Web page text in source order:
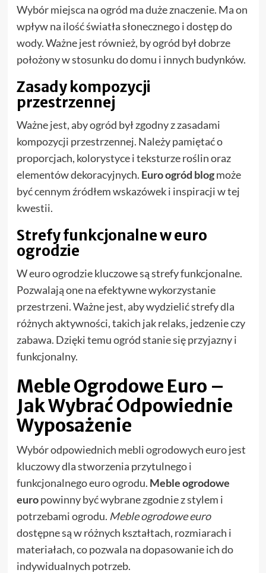
Wybór miejsca na ogród ma duże znaczenie. Ma on
wpływ na ilość światła słonecznego i dostęp do
wody. Ważne jest również, by ogród był dobrze
położony w stosunku do domu i innych budynków.
Zasady kompozycji
przestrzennej
Ważne jest, aby ogród był zgodny z zasadami
kompozycji przestrzennej. Należy pamiętać o
proporcjach, kolorystyce i teksturze roślin oraz
elementów dekoracyjnych. Euro ogród blogmoże
być cennym źródłem wskazówek i inspiracji w tej
kwestii.
Strefy funkcjonalne w euro
ogrodzie
W euro ogrodzie kluczowe są strefy funkcjonalne.
Pozwalają one na efektywne wykorzystanie
przestrzeni. Ważne jest, aby wydzielić strefy dla
różnych aktywności, takich jak relaks, jedzenie czy
zabawa. Dzięki temu ogród stanie się przyjazny i
funkcjonalny.
Meble Ogrodowe Euro –
Jak Wybrać Odpowiednie
Wyposażenie
Wybór odpowiednich mebli ogrodowych euro jest
kluczowy dla stworzenia przytulnego i
funkcjonalnego euro ogrodu. Meble ogrodowe
europowinny być wybrane zgodnie z stylem i
potrzebami ogrodu. Meble ogrodowe euro
dostępne są w różnych kształtach, rozmiarach i
materiałach, co pozwala na dopasowanie ich do
indywidualnych potrzeb.